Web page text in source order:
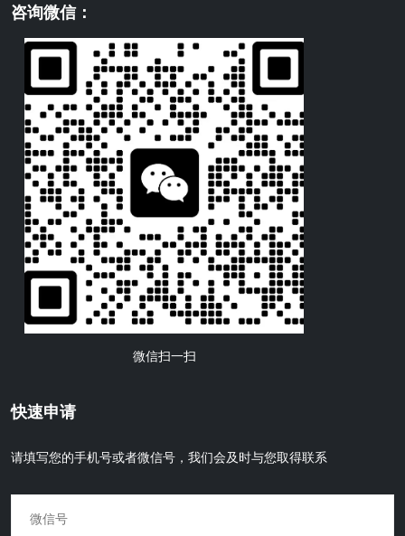
咨询微信：
微信扫一扫
快速申请
请填写您的手机号或者微信号，我们会及时与您取得联系